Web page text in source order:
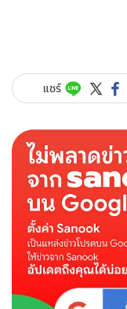
แชร์